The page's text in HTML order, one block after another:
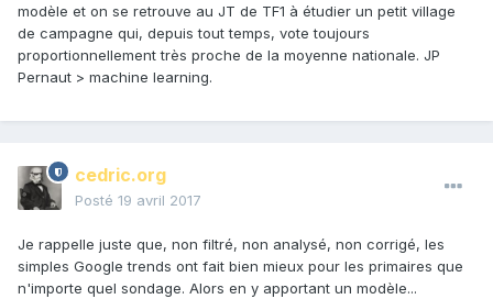
modèle et on se retrouve au JT de TF1 à étudier un petit village
de campagne qui, depuis tout temps, vote toujours
proportionnellement très proche de la moyenne nationale. JP
Pernaut > machine learning.
cedric.org
Posté 19 avril 2017
Je rappelle juste que, non filtré, non analysé, non corrigé, les
simples Google trends ont fait bien mieux pour les primaires que
n'importe quel sondage. Alors en y apportant un modèle...